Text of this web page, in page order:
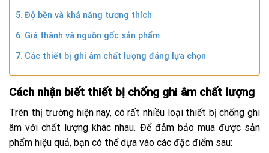
Độ bền và khả năng tương thích
Giá thành và nguồn gốc sản phẩm
Các thiết bị ghi âm chất lượng đáng lựa chọn
Cách nhận biết thiết bị chống ghi âm chất lượng
Trên thị trường hiện nay, có rất nhiều loại thiết bị chống ghi
âm với chất lượng khác nhau. Để đảm bảo mua được sản
phẩm hiệu quả, bạn có thể dựa vào các đặc điểm sau: